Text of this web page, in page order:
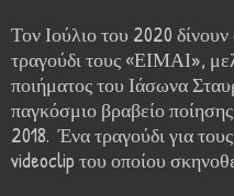
Τον Ιούλιο του 2020
τραγούδι τους «ΕΙΜΑΙ»,
ποιήματος του Ιάσωνα
παγκόσμιο βραβείο
2018. Ένα τραγούδι για
videoclip του οποίου